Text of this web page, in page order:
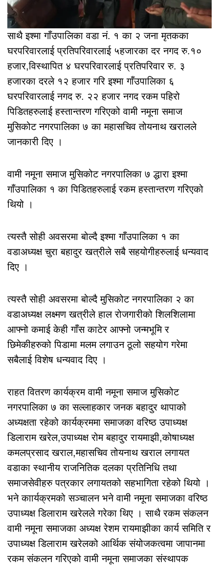
साथै इश्मा गाँउपालिका वडा नं. १ का २ जना मृतकका
घरपरिवारलाई प्रतिपरिवारलाई ५हजारका दर नगद रु.१०
हजार,विस्थापित ४ घरपरिवारलाई प्रतिपरिवार रु. ३
हजारका दरले १२ हजार गरि इश्मा गाँउपालिका ६
घरपरिवारलाई नगद रु. २२ हजार नगद रकम पहिरो
पिडितहरुलाई हस्तान्तरण गरिएको वामी नमूना समाज
मुसिकोट नगरपालिका ७ का महासचिव तोयनाथ खरालले
जानकारी दिए ।
वामी नमूना समाज मुसिकोट नगरपालिका ७ द्धारा इश्मा
गाँउपालिका १ का पिडितहरुलाई रकम हस्तान्तरण गरिएको
थियो ।
त्यस्तै सोही अवसरमा बोल्दै इश्मा गाँउपालिका १ का
वडाअध्यक्ष चुरा बहादुर खत्रीले सबै सहयोगीहरुलाई धन्यवाद
दिए ।
त्यस्तै सोही अवसरमा बोल्दै मुसिकोट नगरपालिका २ का
वडाअध्यक्ष लक्ष्मण खत्रीले हाल रोजगारीको शिलशिलामा
आफ्नो कमाई केही गाँस काटेर आफ्नो जन्मभूमि र
छिमेकीहरुको पिडामा मलम लगाउन ठूलो सहयोग गरेमा
सबैलाई विशेष धन्यवाद दिए ।
राहत वितरण कार्यक्रम वामी नमूना समाज मुसिकोट
नगरपालिका ७ का सल्लाहकार जनक बहादुर थापाको
अध्यक्षता रहेको कार्यक्रममा समाजका वरिष्ठ उपाध्यक्ष
डिलाराम खरेल,उपाध्यक्ष रोम बहादुर रायमाझी,कोषाध्यक्ष
कमलप्रसाद खराल,महासचिव तोयनाथ खराल लगायत
वडाका स्थानीय राजनितिक दलका प्रतिनिधि तथा
समाजसेवीहरु पत्रकार लगायतको सहभागिता रहेको थियो ।
भने काार्यक्रमको सञ्चालन भने वामी नमूना समाजका वरिष्ठ
उपाध्यक्ष डिलाराम खरेलले गरेका थिए । साथै रकम संकलन
वामी नमूना समाजका अध्यक्ष रेशम रायमाझीका कार्य समिति र
उपाध्यक्ष डिलाराम खरेलको आर्थिक संयोजकत्वमा जापानमा
रकम संकलन गरिएको वामी नमूना समाजका संस्थापक